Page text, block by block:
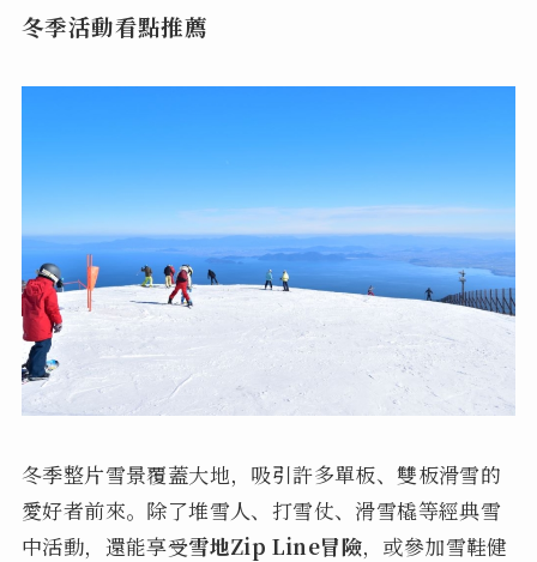
冬季活動看點推薦
冬季整片雪景覆蓋大地，吸引許多單板、雙板滑雪的
愛好者前來。除了堆雪人、打雪仗、滑雪橇等經典雪
中活動，還能享受雪地Zip Line冒險，或參加雪鞋健